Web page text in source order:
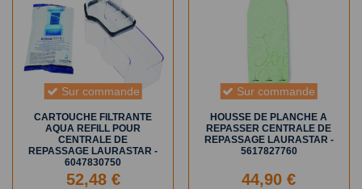
Sur commande
CARTOUCHE FILTRANTE
AQUA REFILL POUR
CENTRALE DE
REPASSAGE LAURASTAR -
6047830750
52,48 €
Sur commande
HOUSSE DE PLANCHE A
REPASSER CENTRALE DE
REPASSAGE LAURASTAR -
5617827760
44,90 €